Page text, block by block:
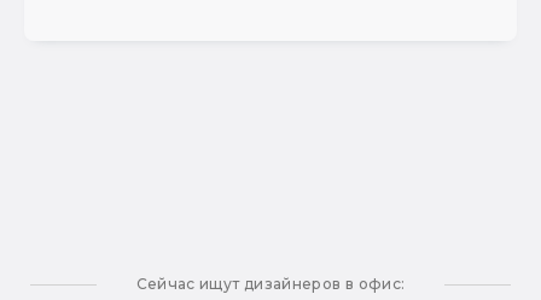
Сейчас ищут дизайнеров в офис: